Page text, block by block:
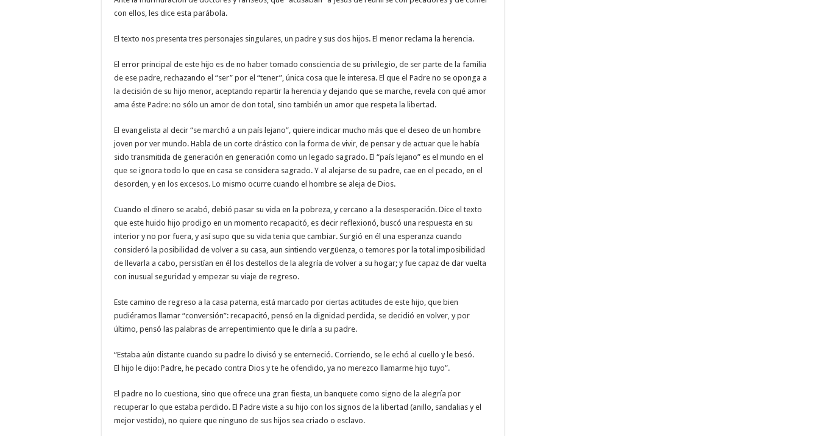
con ellos, les dice esta parábola.
El texto nos presenta tres personajes singulares, un padre y sus dos hijos. El menor reclama la herencia.
El error principal de este hijo es de no haber tomado consciencia de su privilegio, de ser parte de la familia
de ese padre, rechazando el “ser” por el “tener”, única cosa que le interesa. El que el Padre no se oponga a
la decisión de su hijo menor, aceptando repartir la herencia y dejando que se marche, revela con qué amor
ama éste Padre: no sólo un amor de don total, sino también un amor que respeta la libertad.
El evangelista al decir “se marchó a un país lejano”, quiere indicar mucho más que el deseo de un hombre
joven por ver mundo. Habla de un corte drástico con la forma de vivir, de pensar y de actuar que le había
sido transmitida de generación en generación como un legado sagrado. El “país lejano” es el mundo en el
que se ignora todo lo que en casa se considera sagrado. Y al alejarse de su padre, cae en el pecado, en el
desorden, y en los excesos. Lo mismo ocurre cuando el hombre se aleja de Dios.
Cuando el dinero se acabó, debió pasar su vida en la pobreza, y cercano a la desesperación. Dice el texto
que este huido hijo prodigo en un momento recapacitó, es decir reflexionó, buscó una respuesta en su
interior y no por fuera, y así supo que su vida tenia que cambiar. Surgió en él una esperanza cuando
consideró la posibilidad de volver a su casa, aun sintiendo vergüenza, o temores por la total imposibilidad
de llevarla a cabo, persistían en él los destellos de la alegría de volver a su hogar; y fue capaz de dar vuelta
con inusual seguridad y empezar su viaje de regreso.
Este camino de regreso a la casa paterna, está marcado por ciertas actitudes de este hijo, que bien
pudiéramos llamar “conversión”: recapacitó, pensó en la dignidad perdida, se decidió en volver, y por
último, pensó las palabras de arrepentimiento que le diría a su padre.
“Estaba aún distante cuando su padre lo divisó y se enterneció. Corriendo, se le echó al cuello y le besó.
El hijo le dijo: Padre, he pecado contra Dios y te he ofendido, ya no merezco llamarme hijo tuyo”.
El padre no lo cuestiona, sino que ofrece una gran fiesta, un banquete como signo de la alegría por
recuperar lo que estaba perdido. El Padre viste a su hijo con los signos de la libertad (anillo, sandalias y el
mejor vestido), no quiere que ninguno de sus hijos sea criado o esclavo.